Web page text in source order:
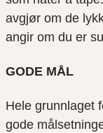
avgjør om de
angir om du er
GODE MÅL
Hele grunnlaget
gode